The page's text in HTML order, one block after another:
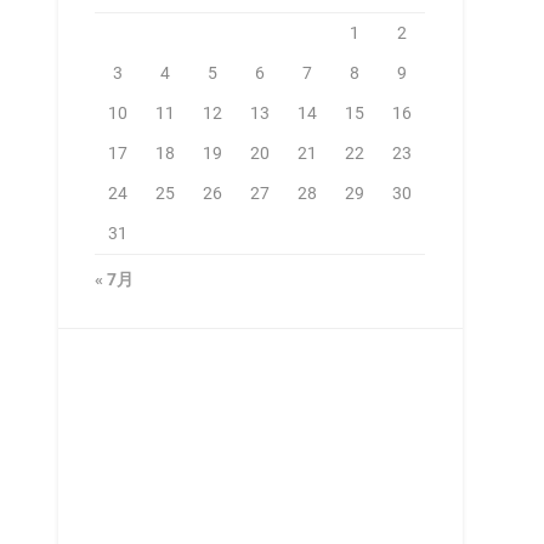
1 2
3 4 5 6 7 8 9
10 11 12 13 14 15 16
17 18 19 20 21 22 23
24 25 26 27 28 29 30
31
« 7月